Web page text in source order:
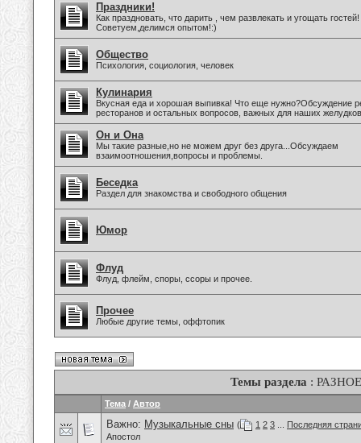
Праздники!
Как праздновать, что дарить , чем развлекать и угощать гостей!
Советуем,делимся опытом!:)
Общество
Психология, социология, человек
Кулинария
Вкусная еда и хорошая выпивка! Что еще нужно?Обсуждение
ресторанов и остальных вопросов, важных для наших
Он и Она
Мы такие разные,но не можем друг без друга...Обсуждаем
взаимоотношения,вопросы и проблемы.
Беседка
Раздел для знакомства и свободного общения
Юмор
Флуд
Флуд, флейм, споры, ссоры и прочее.
Прочее
Любые другие темы, оффтопик
Темы раздела : РАЗНОЕ
Тема / Автор
Важно: Музыкальные сны ( 1 2 3
Последняя
Апостол